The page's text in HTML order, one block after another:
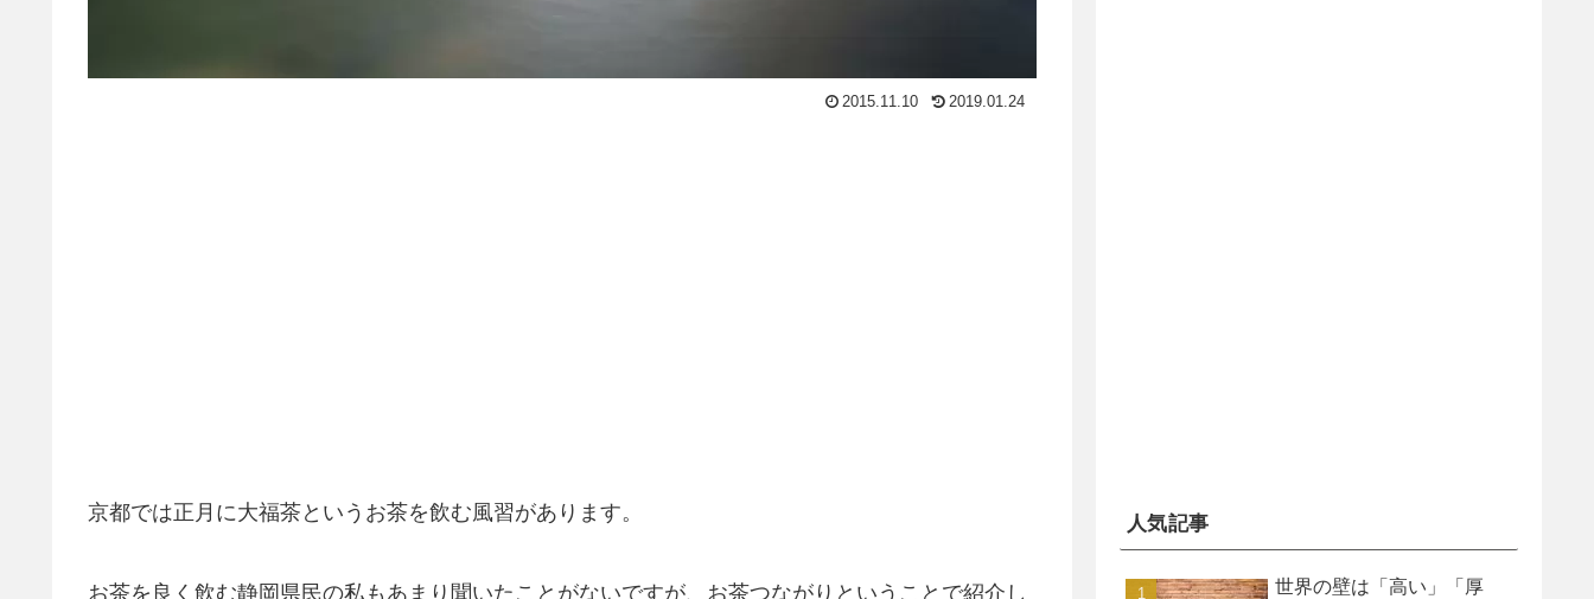
2015.11.10 2019.01.24
京都では正月に大福茶というお茶を飲む風習があります。
お茶を良く飲む静岡県民の私もあまり聞いたことがないですが、お茶つながりということで紹介し
人気記事
世界の壁は「高い」「厚